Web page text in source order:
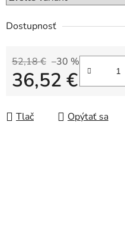
Dostupnosť
52,18 € –30 %
36,52 €
Tlač Opýtať sa